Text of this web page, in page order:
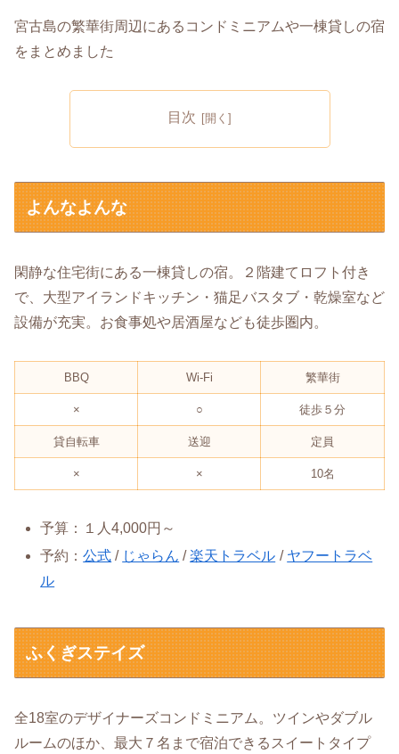
宮古島の繁華街周辺にあるコンドミニアムや一棟貸しの宿
をまとめました
目次
よんなよんな
閑静な住宅街にある一棟貸しの宿。２階建てロフト付き
で、大型アイランドキッチン・猫足バスタブ・乾燥室など
設備が充実。お食事処や居酒屋なども徒歩圏内。
BBQ Wi-Fi 繁華街
× ○ 徒歩５分
貸自転車 送迎 定員
× × 10名
予算：１人4,000円～
予約：公式 / じゃらん /楽天トラベル / ヤフートラベ
ル
ふくぎステイズ
全18室のデザイナーズコンドミニアム。ツインやダブル
ルームのほか、最大７名まで宿泊できるスイートタイプ